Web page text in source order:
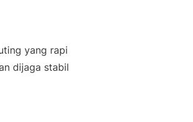
yang rapi
dijaga stabil